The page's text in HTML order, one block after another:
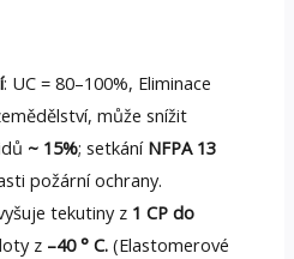
: UC = 80–100%, Eliminace
může snížit
~ 15%; setkání NFPA 13
požární ochrany.
tekutiny z 1 CP do
z –40 ° C. (Elastomerové